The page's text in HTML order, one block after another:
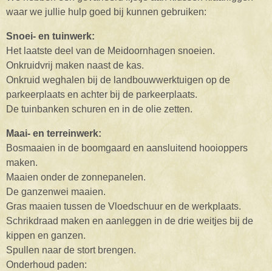
waar we jullie hulp goed bij kunnen gebruiken:
Snoei- en tuinwerk:
Het laatste deel van de Meidoornhagen snoeien.
Onkruidvrij maken naast de kas.
Onkruid weghalen bij de landbouwwerktuigen op de
parkeerplaats en achter bij de parkeerplaats.
De tuinbanken schuren en in de olie zetten.
Maai- en terreinwerk:
Bosmaaien in de boomgaard en aansluitend hooioppers
maken.
Maaien onder de zonnepanelen.
De ganzenwei maaien.
Gras maaien tussen de Vloedschuur en de werkplaats.
Schrikdraad maken en aanleggen in de drie weitjes bij de
kippen en ganzen.
Spullen naar de stort brengen.
Onderhoud paden: